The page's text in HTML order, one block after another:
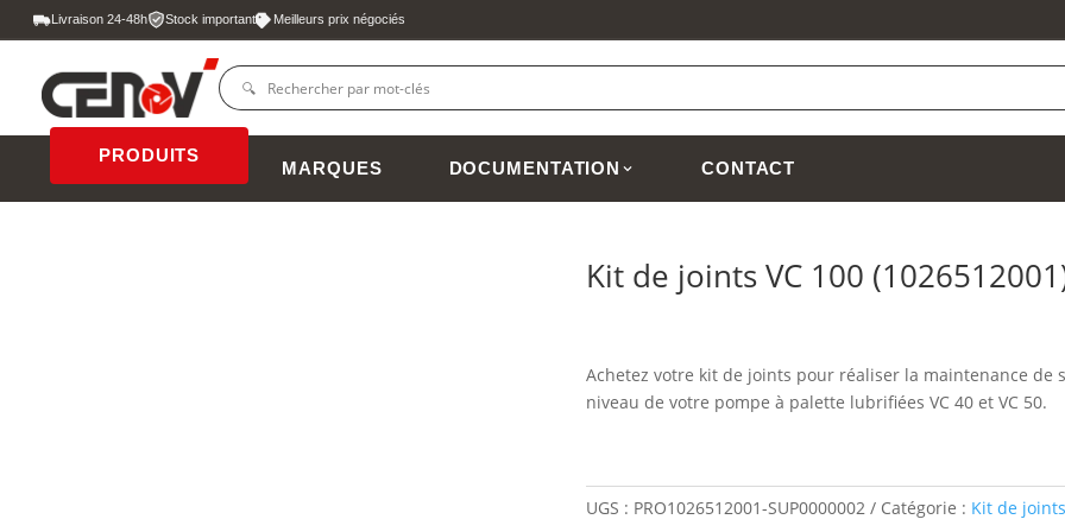
Livraison 24-48h Stock important Meilleurs prix négociés
PRODUITS
MARQUES DOCUMENTATION CONTACT
Kit de joints VC 100
Achetez votre kit de joints pour réaliser la maintenance de
niveau de votre pompe à palette lubrifiées VC 40 et VC 50.
UGS : PRO1026512001-SUP0000002 Catégorie : Kit de joints